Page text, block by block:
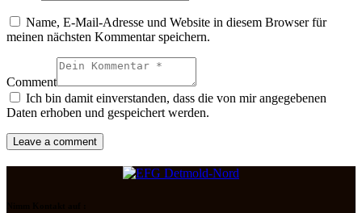
Name, E-Mail-Adresse und Website in diesem Browser für
meinen nächsten Kommentar speichern.
Comment
Ich bin damit einverstanden, dass die von mir angegebenen
Daten erhoben und gespeichert werden.